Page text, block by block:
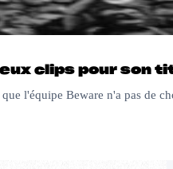
clips pour son
l'équipe Beware n'a pas de